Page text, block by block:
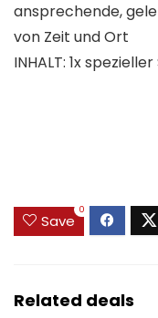
ansprechende,
von Zeit und Ort
INHALT: 1x
Save
0
Related deals